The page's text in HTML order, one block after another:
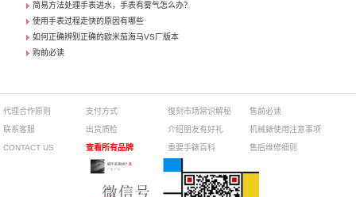
简易方法处理手表进水，手表有雾气怎么办？
使用手表过程走快的原因有哪些
如何正确辨别正确的欧米茄海马VS厂版本
购前必读
代理合作原则
联系客服
CONTACT US
支付方式
出货质检
查看所有品牌
復刻市场常识解秘
介绍朋友有好礼
重要手錶百科
售前必读
机械錶使用注意事项
售后维修细则